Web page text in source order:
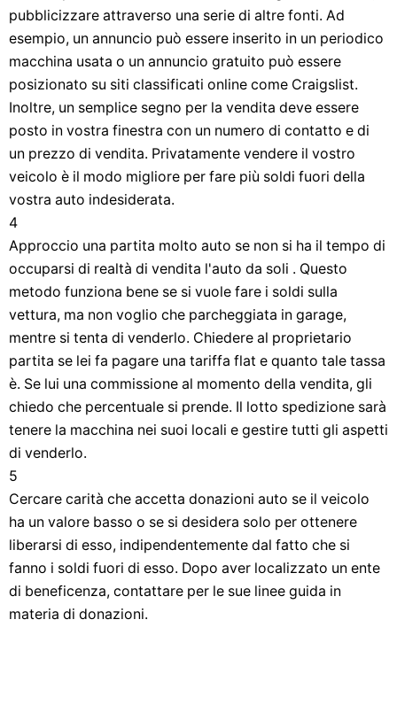
pubblicizzare attraverso una serie di altre fonti. Ad
esempio, un annuncio può essere inserito in un periodico
macchina usata o un annuncio gratuito può essere
posizionato su siti classificati online come Craigslist.
Inoltre, un semplice segno per la vendita deve essere
posto in vostra finestra con un numero di contatto e di
un prezzo di vendita. Privatamente vendere il vostro
veicolo è il modo migliore per fare più soldi fuori della
vostra auto indesiderata.
4
Approccio una partita molto auto se non si ha il tempo di
occuparsi di realtà di vendita l'auto da soli . Questo
metodo funziona bene se si vuole fare i soldi sulla
vettura, ma non voglio che parcheggiata in garage,
mentre si tenta di venderlo. Chiedere al proprietario
partita se lei fa pagare una tariffa flat e quanto tale tassa
è. Se lui una commissione al momento della vendita, gli
chiedo che percentuale si prende. Il lotto spedizione sarà
tenere la macchina nei suoi locali e gestire tutti gli aspetti
di venderlo.
5
Cercare carità che accetta donazioni auto se il veicolo
ha un valore basso o se si desidera solo per ottenere
liberarsi di esso, indipendentemente dal fatto che si
fanno i soldi fuori di esso. Dopo aver localizzato un ente
di beneficenza, contattare per le sue linee guida in
materia di donazioni.